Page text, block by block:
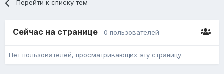
Перейти к списку тем
Сейчас на странице 0 пользователей
Нет пользователей, просматривающих эту страницу.